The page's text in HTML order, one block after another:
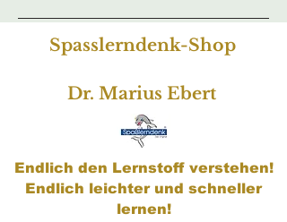
Spasslerndenk-Shop
Dr. Marius Ebert
Endlich den Lernstoff verstehen!
Endlich leichter und schneller
lernen!